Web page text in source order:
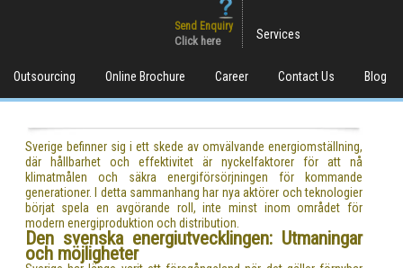
Send Enquiry
Click here Services
Outsourcing Online Brochure Career Contact Us Blog
Sverige befinner sig i ett skede av omvälvande energiomställning,
där hållbarhet och effektivitet är nyckelfaktorer för att nå
klimatmålen och säkra energiförsörjningen för kommande
generationer. I detta sammanhang har nya aktörer och teknologier
börjat spela en avgörande roll, inte minst inom området för
modern energiproduktion och distribution.
Den svenska energiutvecklingen: Utmaningar
och möjligheter